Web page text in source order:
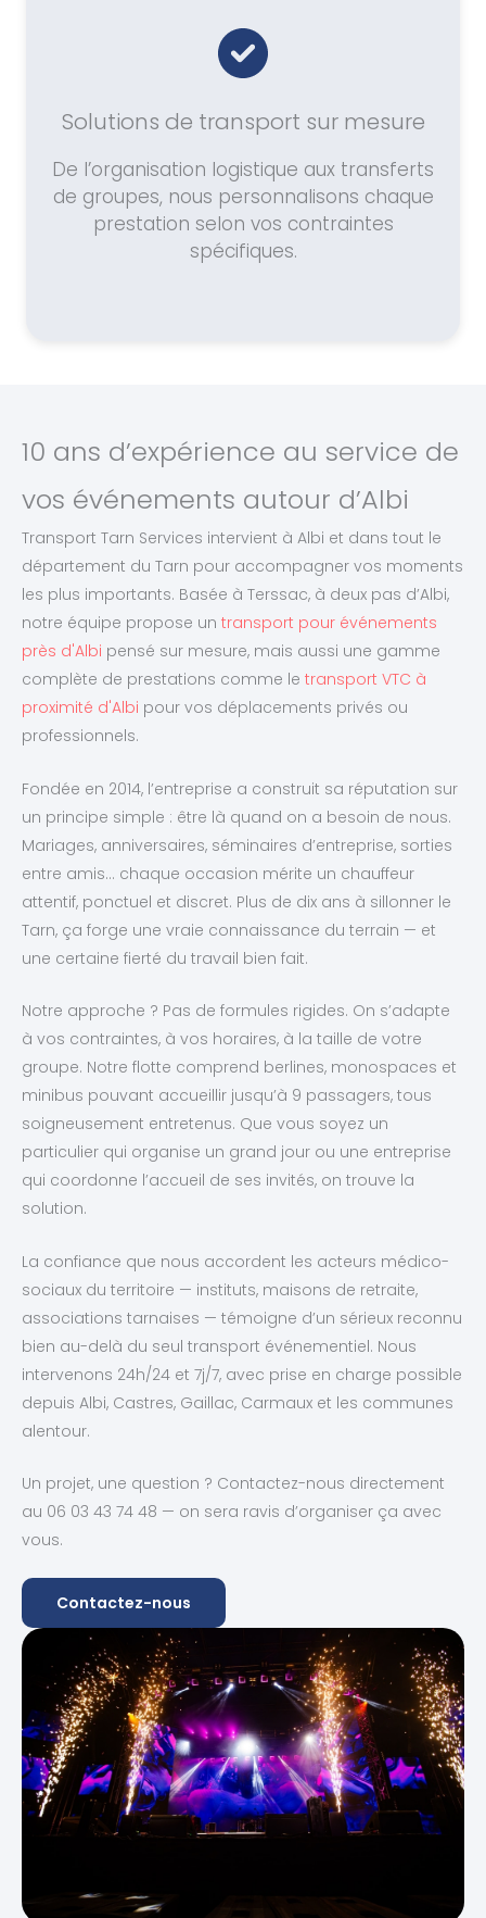
Solutions de transport sur mesure
De l’organisation logistique aux transferts
de groupes, nous personnalisons chaque
prestation selon vos contraintes
spécifiques.
10 ans d’expérience au service de
vos événements autour d’Albi
Transport Tarn Services intervient à Albi et dans tout le
département du Tarn pour accompagner vos moments
les plus importants. Basée à Terssac, à deux pas d’Albi,
notre équipe propose un transport pour événements
près d'Albi pensé sur mesure, mais aussi une gamme
complète de prestations comme le transport VTC à
proximité d'Albi pour vos déplacements privés ou
professionnels.
Fondée en 2014, l’entreprise a construit sa réputation sur
un principe simple : être là quand on a besoin de nous.
Mariages, anniversaires, séminaires d’entreprise, sorties
entre amis… chaque occasion mérite un chauffeur
attentif, ponctuel et discret. Plus de dix ans à sillonner le
Tarn, ça forge une vraie connaissance du terrain — et
une certaine fierté du travail bien fait.
Notre approche ? Pas de formules rigides. On s’adapte
à vos contraintes, à vos horaires, à la taille de votre
groupe. Notre flotte comprend berlines, monospaces et
minibus pouvant accueillir jusqu’à 9 passagers, tous
soigneusement entretenus. Que vous soyez un
particulier qui organise un grand jour ou une entreprise
qui coordonne l’accueil de ses invités, on trouve la
solution.
La confiance que nous accordent les acteurs médico-
sociaux du territoire — instituts, maisons de retraite,
associations tarnaises — témoigne d’un sérieux reconnu
bien au-delà du seul transport événementiel. Nous
intervenons 24h/24 et 7j/7, avec prise en charge possible
depuis Albi, Castres, Gaillac, Carmaux et les communes
alentour.
Un projet, une question ? Contactez-nous directement
au 06 03 43 74 48 — on sera ravis d’organiser ça avec
vous.
Contactez-nous